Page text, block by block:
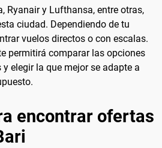
Ryanair y Lufthansa, entre otras,
ciudad. Dependiendo de tu
vuelos directos o con escalas.
permitirá comparar las opciones
elegir la que mejor se adapte a
encontrar ofertas